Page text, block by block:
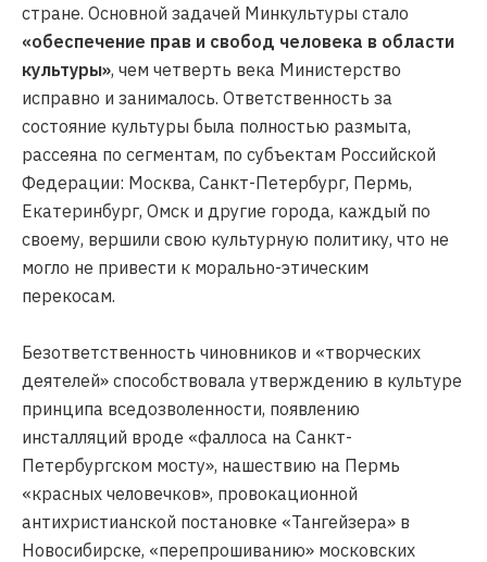
стране. Основной задачей Минкультуры стало
«обеспечение прав и свобод человека в области
культуры», чем четверть века Министерство
исправно и занималось. Ответственность за
состояние культуры была полностью размыта,
рассеяна по сегментам, по субъектам Российской
Федерации: Москва, Санкт-Петербург, Пермь,
Екатеринбург, Омск и другие города, каждый по
своему, вершили свою культурную политику, что не
могло не привести к морально-этическим
перекосам.
Безответственность чиновников и «творческих
деятелей» способствовала утверждению в культуре
принципа вседозволенности, появлению
инсталляций вроде «фаллоса на Санкт-
Петербургском мосту», нашествию на Пермь
«красных человечков», провокационной
антихристианской постановке «Тангейзера» в
Новосибирске, «перепрошиванию» московских